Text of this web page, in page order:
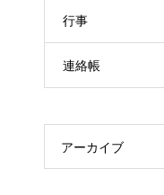
行事
連絡帳
アーカイブ